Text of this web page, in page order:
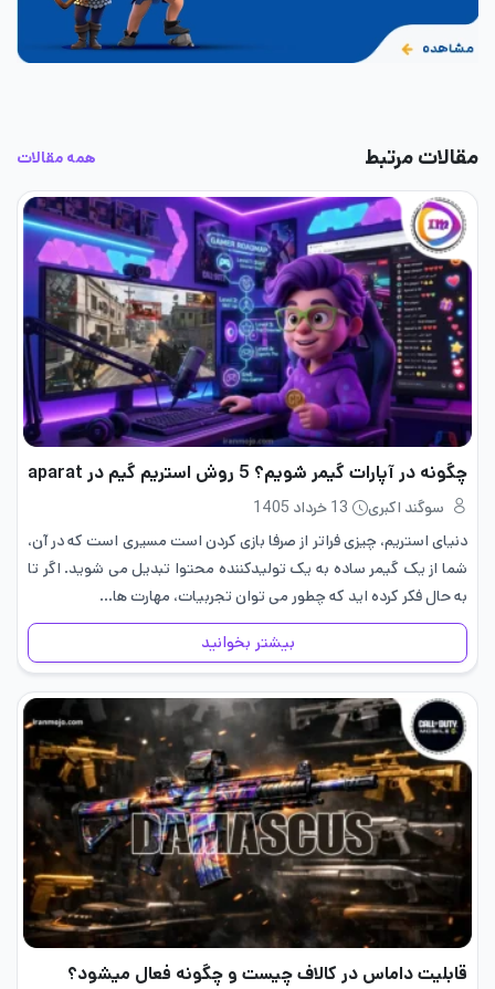
مقالات مرتبط همه مقالات
چگونه در آپارات گیمر شویم؟ 5 روش‌ استریم گیم در aparat
سوگند اکبری
13 خرداد 1405
دنیای استریم، چیزی فراتر از صرفا بازی کردن است مسیری است که در آن،
شما از یک گیمر ساده به یک تولیدکننده محتوا تبدیل می شوید. اگر تا
به حال فکر کرده اید که چطور می توان تجربیات، مهارت ها…
بیشتر بخوانید
قابلیت داماس در کالاف چیست و چگونه فعال میشود؟